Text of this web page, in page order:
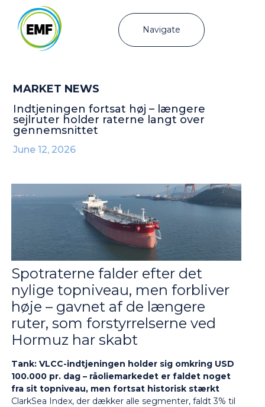
Navigate
MARKET NEWS
Indtjeningen fortsat høj – længere
sejlruter holder raterne langt over
gennemsnittet
June 12, 2026
Spotraterne falder efter det
nylige topniveau, men forbliver
høje – gavnet af de længere
ruter, som forstyrrelserne ved
Hormuz har skabt
Tank: VLCC-indtjeningen holder sig omkring USD
100.000 pr. dag – råoliemarkedet er faldet noget
fra sit topniveau, men fortsat historisk stærkt
ClarkSea Index, der dækker alle segmenter, faldt 3% til